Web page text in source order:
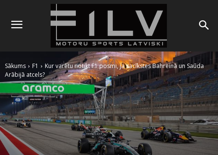
Sākums F1
Kur varētu notikt F1 posmi, ja sacīkstes Bahreinā un Saūda
Arābijā atcels?